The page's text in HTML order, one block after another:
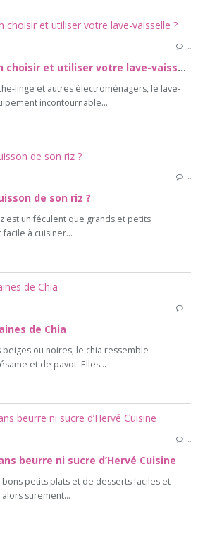
…
Des conseils pour bien choisir et utiliser votre lave-vaisselle ?
linge et autres électroménagers, le lave-
incontournable...
…
de son riz ?
est un féculent que grands et petits
à cuisiner...
…
de Chia
ou noires, le chia ressemble
et de pavot. Elles...
beurre ni sucre d’Hervé Cuisine
bons petits plats et de desserts faciles et
surement...